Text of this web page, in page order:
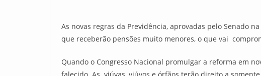
As novas regras da Previdência, aprovadas pelo Senado
que receberão pensões muito menores, o que vai
Quando o Congresso Nacional promulgar a reforma em